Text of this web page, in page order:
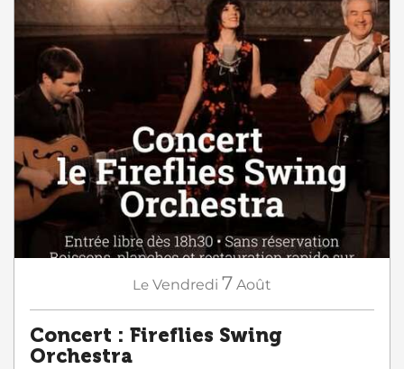
Le Vendredi 7 Août
Concert : Fireflies Swing
Orchestra